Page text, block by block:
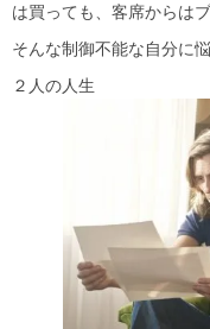
は買っても、客席からは
そんな制御不能な自分に
２人の人生